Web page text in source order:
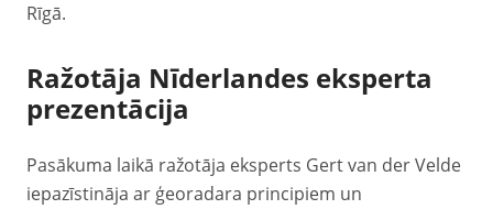
Rīgā.
Ražotāja Nīderlandes eksperta
prezentācija
Pasākuma laikā ražotāja eksperts Gert van der Velde
iepazīstināja ar ģeoradara principiem un